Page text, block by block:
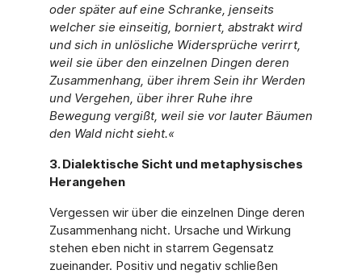
oder später auf eine Schranke, jenseits
welcher sie einseitig, borniert, abstrakt wird
und sich in unlösliche Widersprüche verirrt,
weil sie über den einzelnen Dingen deren
Zusammenhang, über ihrem Sein ihr Werden
und Vergehen, über ihrer Ruhe ihre
Bewegung vergißt, weil sie vor lauter Bäumen
den Wald nicht sieht.«
3. Dialektische Sicht und metaphysisches
Herangehen
Vergessen wir über die einzelnen Dinge deren
Zusammenhang nicht. Ursache und Wirkung
stehen eben nicht in starrem Gegensatz
zueinander. Positiv und negativ schließen